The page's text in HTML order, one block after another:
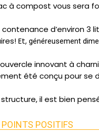
à compost vous sera
contenance d’environ
Et, généreusement
innovant à
été conçu pour se
il est bien
POINTS POSITIFS